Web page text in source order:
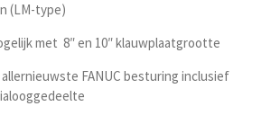
(LM-type)
met 8″ en 10″ klauwplaatgrootte
FANUC besturing inclusief